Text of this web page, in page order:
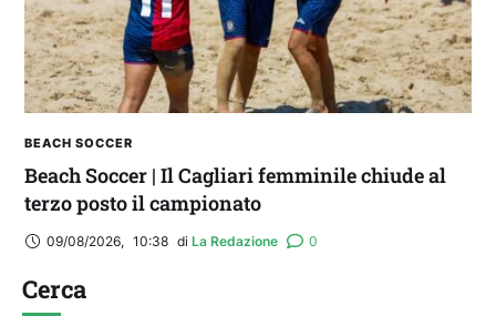
BEACH SOCCER
Beach Soccer | Il Cagliari femminile chiude al
terzo posto il campionato
09/08/2026, 10:38 di La Redazione 0
Cerca